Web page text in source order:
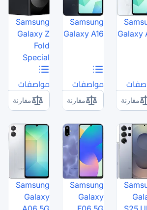
Samsung
Galaxy Z
مواصفات
مقارنة
Samsung
Galaxy